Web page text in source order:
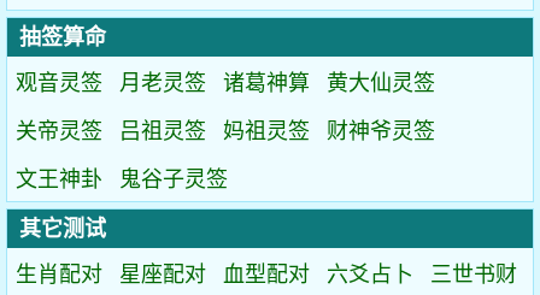
抽签算命
观音灵签
月老灵签 诸葛神算
黄大仙灵签
关帝灵签
吕祖灵签 妈祖灵签
财神爷灵签
文王神卦
鬼谷子灵签
其它测试
生肖配对
星座配对 血型配对 六爻占卜 三世书财